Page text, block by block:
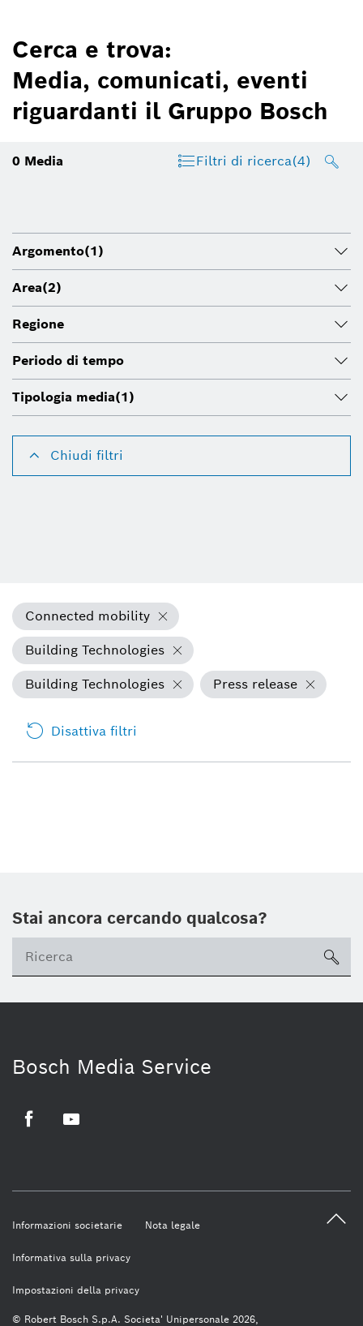
Cerca e trova:
Media, comunicati, eventi
riguardanti il Gruppo Bosch
0 Media Filtri di ricerca(4)
Argomento(1)
Area(2)
Regione
Periodo di tempo
Tipologia media(1)
Chiudi filtri
Connected mobility
Building Technologies
Building Technologies
Press release
Disattiva filtri
Stai ancora cercando qualcosa?
Bosch Media Service
© Robert Bosch S.p.A. Societa' Unipersonale 2026,
Informazioni societarie Nota legale
Informativa sulla privacy
Impostazioni della privacy